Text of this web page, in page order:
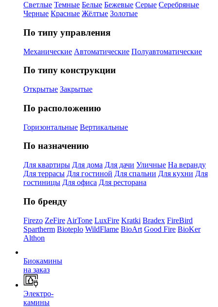
Светлые Темные Белые Бежевые Серые Серебряные
Черные Красные Жёлтые Золотые
По типу управления
Механические Автоматические Полуавтоматические
По типу конструкции
Открытые Закрытые
По расположению
Горизонтальные Вертикальные
По назначению
Для квартиры Для дома Для дачи Уличные На веранду
Для террасы Для гостиной Для спальни Для кухни Для
гостиницы Для офиса Для ресторана
По бренду
Firezo ZeFire AirTone LuxFire Kratki Bradex FireBird
Spartherm Bioteplo WildFlame BioArt Good Fire BioKer
Althon
Биокамины
на заказ
Электро-
камины